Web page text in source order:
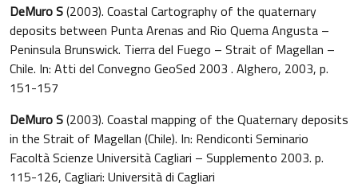
DeMuro S(2003). Coastal Cartography of the quaternary
deposits between Punta Arenas and Rio Quema Angusta –
Peninsula Brunswick. Tierra del Fuego – Strait of Magellan –
Chile. In: Atti del Convegno GeoSed 2003 . Alghero, 2003, p.
151-157
DeMuro S(2003). Coastal mapping of the Quaternary deposits
in the Strait of Magellan (Chile). In: Rendiconti Seminario
Facoltà Scienze Università Cagliari – Supplemento 2003. p.
115-126, Cagliari: Università di Cagliari